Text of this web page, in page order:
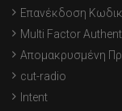
Επανέκδοση
Multi Factor
Απομακρυσμένη
cut-radio
Intent